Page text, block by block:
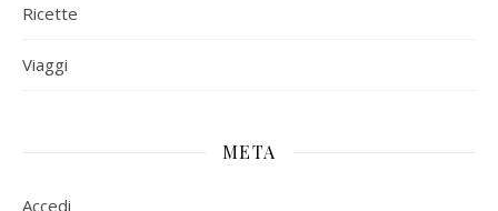
Ricette
Viaggi
META
Accedi